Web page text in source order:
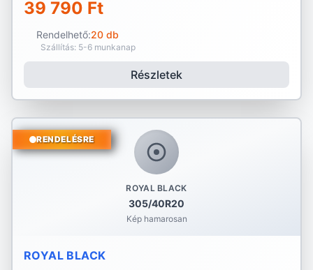
39 790 Ft
Rendelhető:20 db
Szállítás: 5-6 munkanap
Részletek
ROYAL BLACK
305/40R20
Kép hamarosan
RENDELÉSRE
ROYAL BLACK